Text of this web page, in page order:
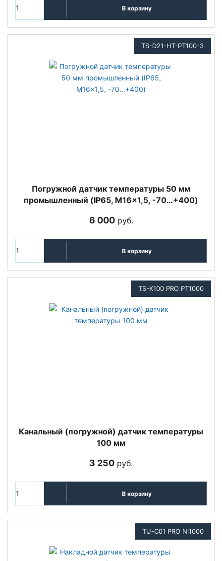
В корзину
TS-D21-HT-PT100-3
Погружной датчик температуры 50 мм
промышленный (IP65, M16x1,5, -70…+400)
6 000руб.
В корзину
TS-K100 PRO PT1000
Канальный (погружной) датчик температуры
100 мм
3 250 руб.
В корзину
TU-C01 PRO Ni1000